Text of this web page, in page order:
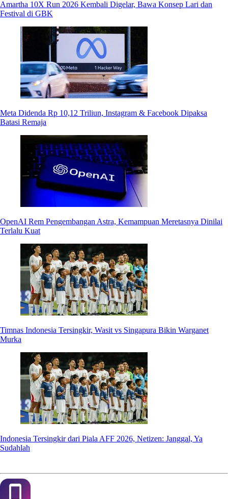
Amartha 10X Run 2026 Kembali Digelar, Bawa Konsep Lari dan
Festival di GBK
Meta Didenda Rp 10,12 Triliun, Instagram & Facebook Dipaksa
Batasi Remaja
OpenAI Rem Pengembangan Astra, Kemampuan Meretasnya Dinilai
Terlalu Kuat
Timnas Indonesia Tersingkir, Wasit vs Singapura Bikin Warganet
Murka
Indonesia Tersingkir dari Piala AFF 2026, Netizen: Janggal, Ya
Sudahlah